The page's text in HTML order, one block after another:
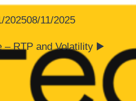
202508/11/2025
– RTP and Volatility ▶️